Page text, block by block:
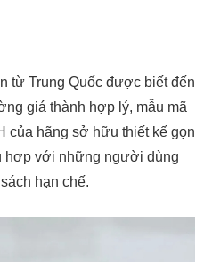
từ Trung Quốc được biết đến
giá thành hợp lý, mẫu mã
của hãng sở hữu thiết kế gọn
hợp với những người dùng
hạn chế.